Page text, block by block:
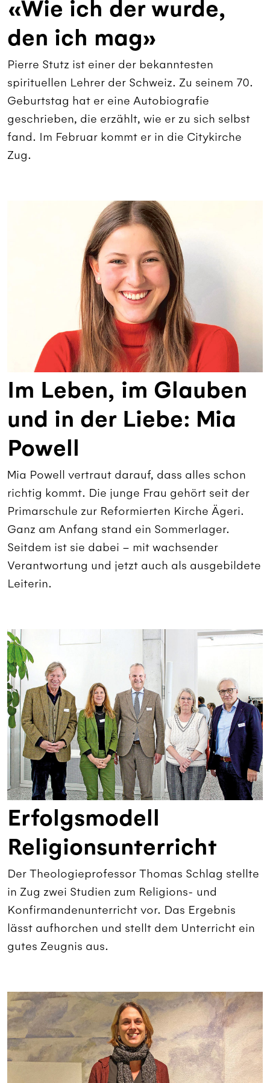
«Wie ich der wurde,
den ich mag»
Pierre Stutz ist einer der bekanntesten
spirituellen Lehrer der Schweiz. Zu seinem 70.
Geburtstag hat er eine Autobiografie
geschrieben, die erzählt, wie er zu sich selbst
fand. Im Februar kommt er in die Citykirche
Zug.
Im Leben, im Glauben
und in der Liebe: Mia
Powell
Mia Powell vertraut darauf, dass alles schon
richtig kommt. Die junge Frau gehört seit der
Primarschule zur Reformierten Kirche Ägeri.
Ganz am Anfang stand ein Sommerlager.
Seitdem ist sie dabei – mit wachsender
Verantwortung und jetzt auch als aus­gebildete
Leiterin.
Erfolgsmodell
Religionsunterricht
Der Theologieprofessor Thomas Schlag stellte
in Zug zwei Studien zum Religions- und
Konfirmandenunterricht vor. Das Ergebnis
lässt aufhorchen und stellt dem Unterricht ein
gutes Zeugnis aus.